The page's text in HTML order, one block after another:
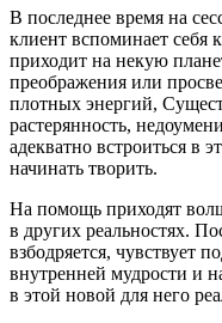
В последнее время на
клиент вспоминает себя
приходит на некую
преображения или
плотных энергий,
растерянность,
адекватно встроиться в
начинать творить.
На помощь приходят
в других реальностях.
взбодряется, чувствует
внутренней мудрости и
в этой новой для него